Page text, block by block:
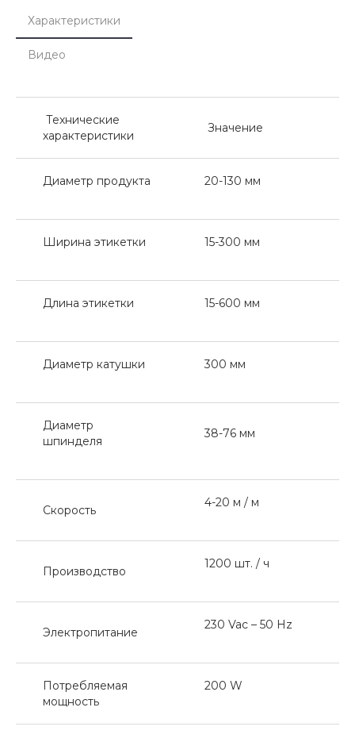
Характеристики
Видео
Технические
характеристики
Значение
Диаметр продукта 20-130 мм
Ширина этикетки 15-300 мм
Длина этикетки 15-600 мм
Диаметр катушки 300 мм
Диаметр
шпинделя
38-76 мм
Скорость
4-20 м / м
Производство
1200 шт. / ч
Электропитание
230 Vac – 50 Hz
Потребляемая
мощность
200 W